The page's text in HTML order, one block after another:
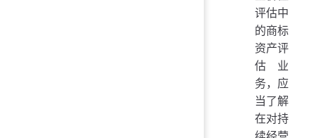
评估中
的商标
资产评
估业
务，应
当了解
在对持